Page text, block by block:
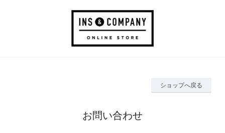
ショップへ戻る
お問い合わせ